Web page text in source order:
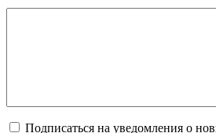
Подписаться на уведомления о